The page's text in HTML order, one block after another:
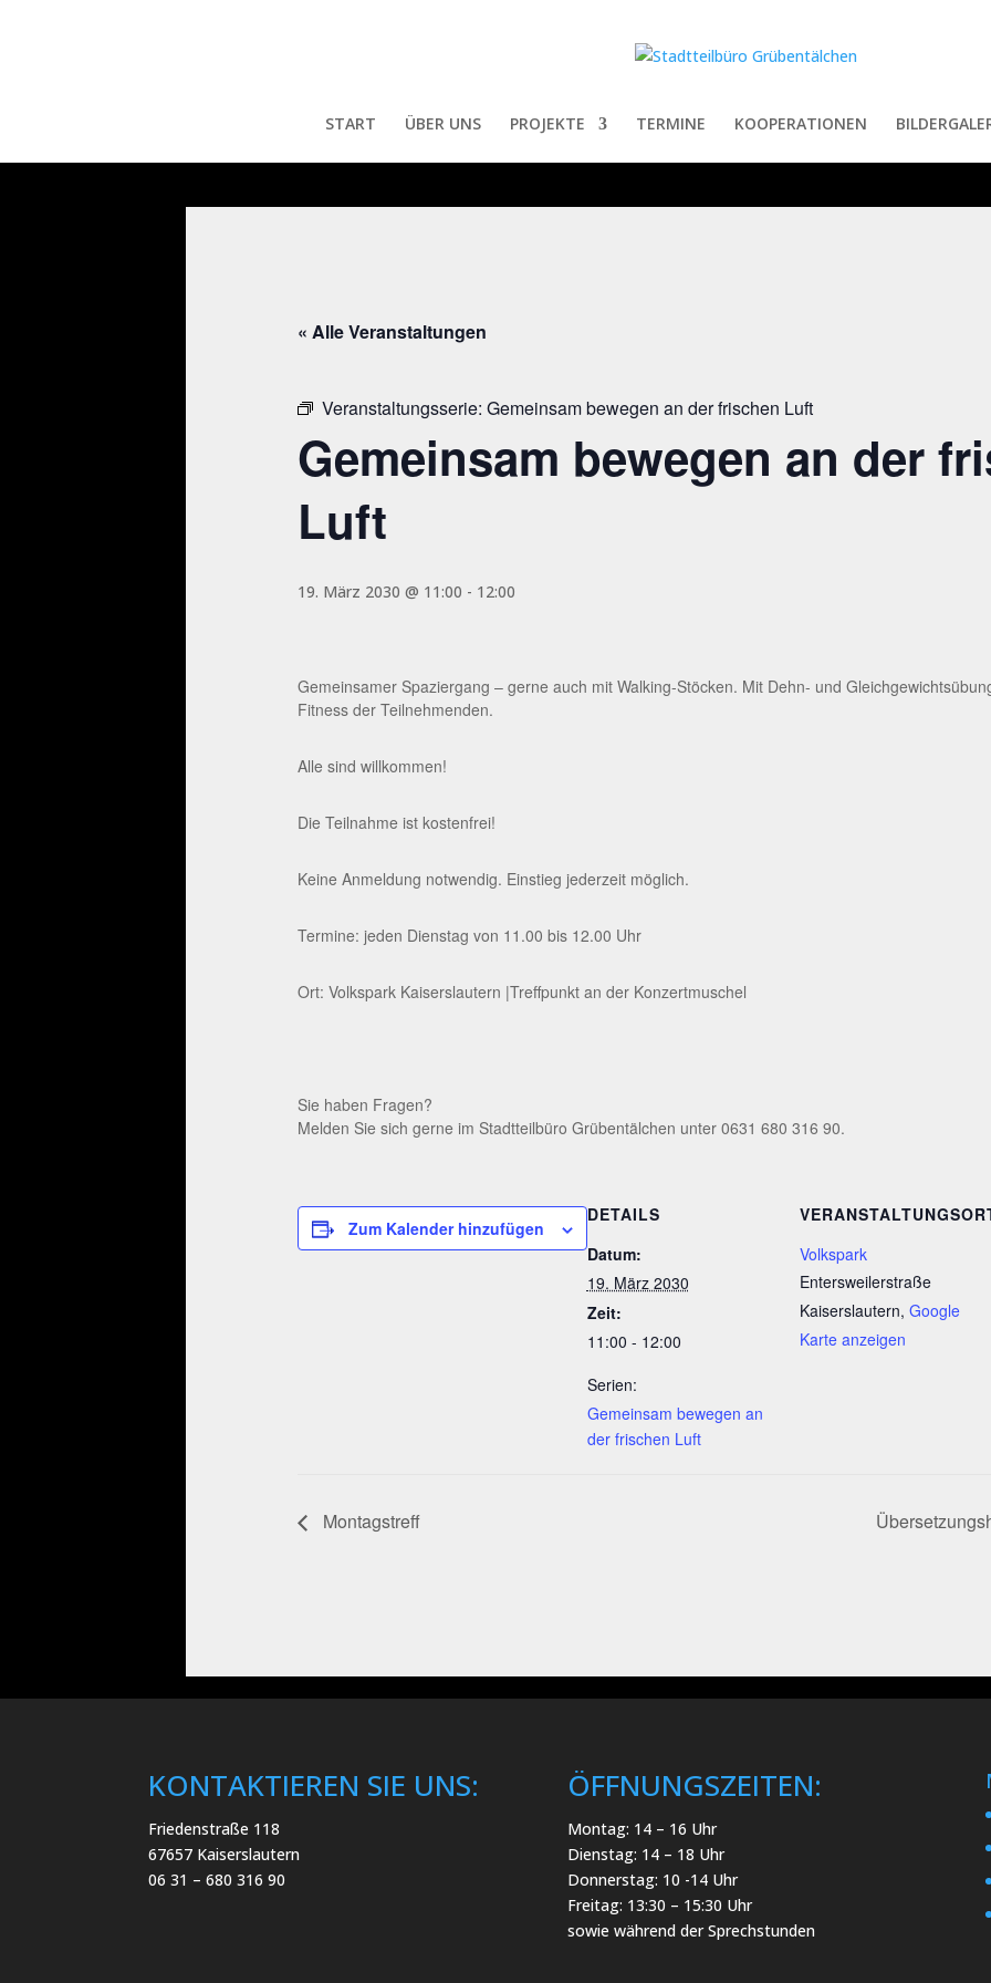
START ÜBER UNS PROJEKTE TERMINE KOOPERATIONEN
« Alle Veranstaltungen
Veranstaltungsserie: Gemeinsam bewegen an der frischen Luft
Gemeinsam bewegen an der
Luft
19. März 2030 @ 11:00 - 12:00
Gemeinsamer Spaziergang – gerne auch mit Walking-Stöcken. Mit Dehn- und
Fitness der Teilnehmenden.
Alle sind willkommen!
Die Teilnahme ist kostenfrei!
Keine Anmeldung notwendig. Einstieg jederzeit möglich.
Termine: jeden Dienstag von 11.00 bis 12.00 Uhr
Ort: Volkspark Kaiserslautern |Treffpunkt an der Konzertmuschel
Sie haben Fragen?
Melden Sie sich gerne im Stadtteilbüro Grübentälchen unter 0631 680 316 90.
Zum Kalender hinzufügen
DETAILS
Datum:
19. März 2030
Zeit:
11:00 - 12:00
Serien:
Gemeinsam bewegen an
der frischen Luft
Volkspark
Entersweilerstraße
Kaiserslautern, Google
Karte anzeigen
Montagstreff
KONTAKTIEREN SIE UNS:
Friedenstraße 118
67657 Kaiserslautern
06 31 – 680 316 90
ÖFFNUNGSZEITEN:
Montag: 14 – 16 Uhr
Dienstag: 14 – 18 Uhr
Donnerstag: 10 -14 Uhr
Freitag: 13:30 – 15:30 Uhr
sowie während der Sprechstunden